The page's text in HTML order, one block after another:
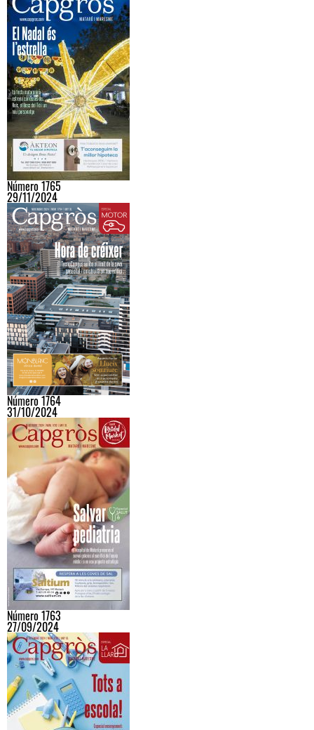
Número 1765
29/11/2024
Número 1764
31/10/2024
Número 1763
27/09/2024